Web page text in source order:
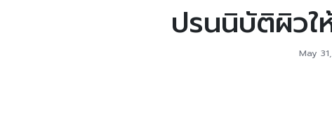
ปรนนิบัติผิวใ
May